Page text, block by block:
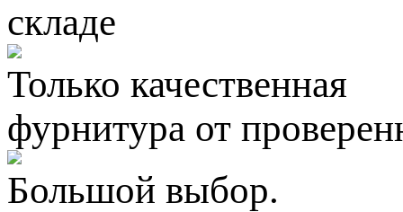
складе
Только качественная
фурнитура от
Большой выбор.